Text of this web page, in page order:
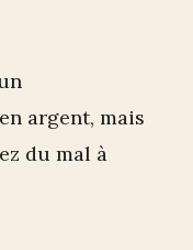
argent, mais
du mal à